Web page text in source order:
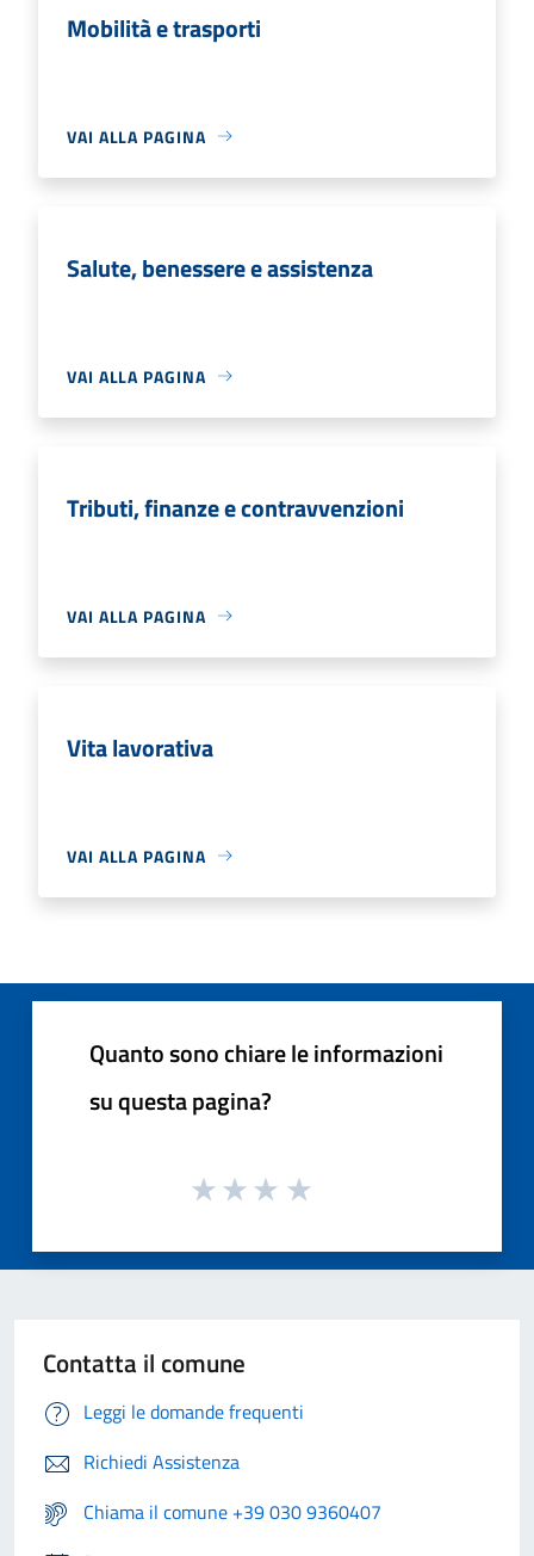
Mobilità e trasporti
VAI ALLA PAGINA
Salute, benessere e assistenza
VAI ALLA PAGINA
Tributi, finanze e contravvenzioni
VAI ALLA PAGINA
Vita lavorativa
VAI ALLA PAGINA
Quanto sono chiare le informazioni
su questa pagina?
Contatta il comune
Leggi le domande frequenti
Richiedi Assistenza
Chiama il comune +39 030 9360407